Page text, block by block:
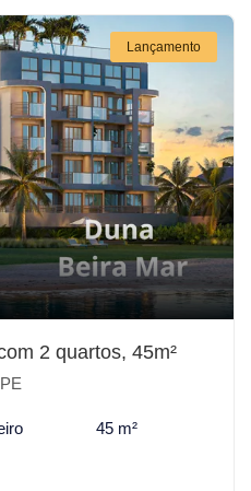
Lançamento
2 quartos, 45m²
45 m²